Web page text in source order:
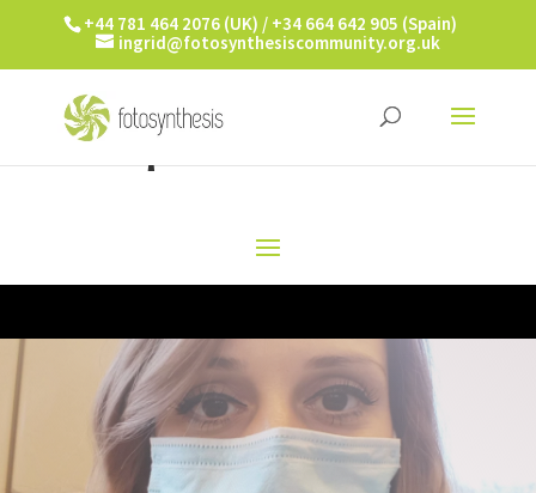
+44 781 464 2076 (UK) / +34 664 642 905 (Spain)
ingrid@fotosynthesiscommunity.org.uk
¡IMAGINA ESTO!